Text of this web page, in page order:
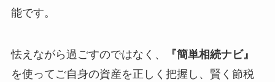
能です。
怯えながら過ごすのではなく、
『簡単相続ナビ』
を使ってご自身の資産を正しく把握し、賢く節税